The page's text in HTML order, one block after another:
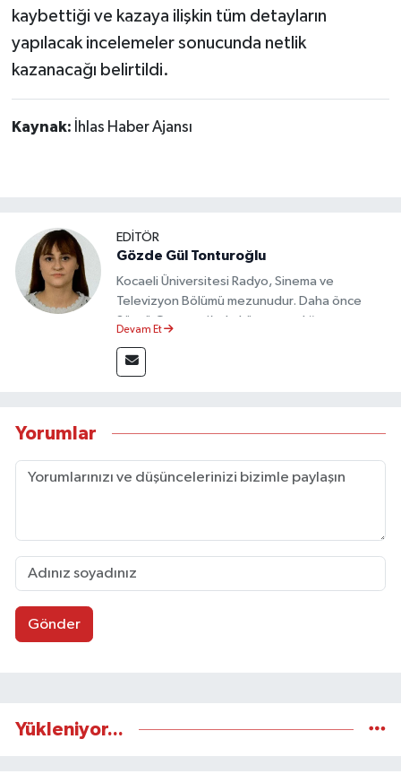
kaybettiği ve kazaya ilişkin tüm detayların
yapılacak incelemeler sonucunda netlik
kazanacağı belirtildi.
Kaynak: İhlas Haber Ajansı
EDİTÖR
Gözde Gül Tonturoğlu
Kocaeli Üniversitesi Radyo, Sinema ve
Televizyon Bölümü mezunudur. Daha önce
Sözcü Gazetesi’nde köşe yazarlığı yapmış ve
Devam Et
Yorumlar
Gönder
Yükleniyor...